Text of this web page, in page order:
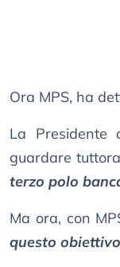
Ora MPS, ha
La Presidente
guardare
terzo polo
Ma ora, con
questo